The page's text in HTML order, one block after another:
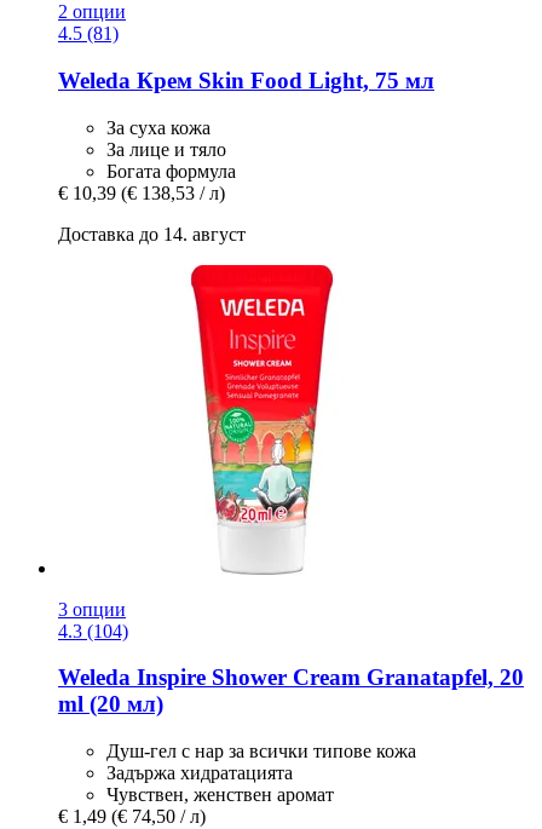
2 опции
4.5 (81)
Weleda Крем Skin Food Light, 75 мл
За суха кожа
За лице и тяло
Богата формула
€ 10,39 (€ 138,53 / л)
Доставка до 14. август
3 опции
4.3 (104)
Weleda Inspire Shower Cream Granatapfel, 20
ml (20 мл)
Душ-гел с нар за всички типове кожа
Задържа хидратацията
Чувствен, женствен аромат
€ 1,49 (€ 74,50 / л)